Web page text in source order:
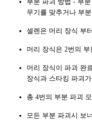
부분 파괴 방법 - 부
무기를 맞추거나 부
셀렌은 머리 장식 부
머리 장식은 2번의
머리 장식이 파괴 완
장식과 스타킹 파괴
총 4번의 부분 파괴
모든 부분 파괴시 보